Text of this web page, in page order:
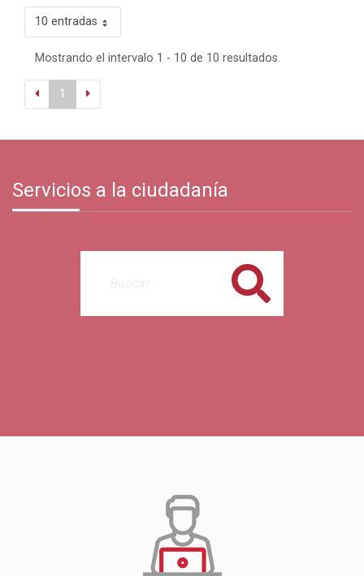
10 entradas
Mostrando el intervalo 1 - 10 de 10 resultados.
1
Servicios a la ciudadanía
Buscar